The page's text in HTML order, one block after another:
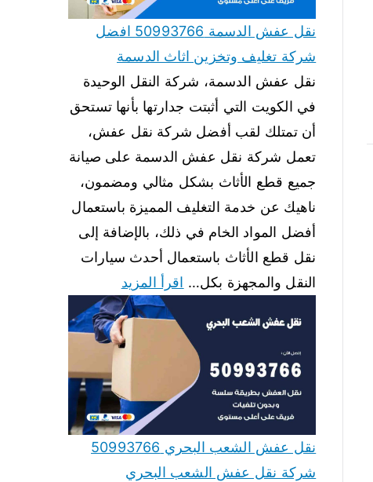
نقل عفش الدسمة 50993766 افضل
شركة تغليف وتخزين اثاث الدسمة
نقل عفش الدسمة، شركة النقل الوحيدة
في الكويت التي أثبتت جدارتها بأنها تستحق
أن تمتلك لقب أفضل شركة نقل عفش،
تعمل شركة نقل عفش الدسمة على صيانة
جميع قطع الأثاث بشكل مثالي ومضمون،
ناهيك عن خدمة التغليف المميزة باستعمال
أفضل المواد الخام في ذلك، بالإضافة إلى
نقل قطع الأثاث باستعمال أحدث سيارات
النقل والمجهزة بكل… اقرأ المزيد
نقل عفش الشعب البحري 50993766
شركة نقل عفش الشعب البحري